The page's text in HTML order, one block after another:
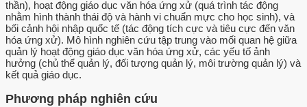
thần), hoạt động giáo dục văn hóa ứng xử (quá trình tác động
nhằm hình thành thái độ và hành vi chuẩn mực cho học sinh), và
bối cảnh hội nhập quốc tế (tác động tích cực và tiêu cực đến văn
hóa ứng xử). Mô hình nghiên cứu tập trung vào mối quan hệ giữa
quản lý hoạt động giáo dục văn hóa ứng xử, các yếu tố ảnh
hưởng (chủ thể quản lý, đối tượng quản lý, môi trường quản lý) và
kết quả giáo dục.
Phương pháp nghiên cứu